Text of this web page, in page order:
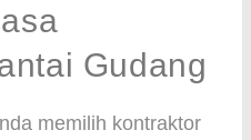
Gudang
memilih kontraktor